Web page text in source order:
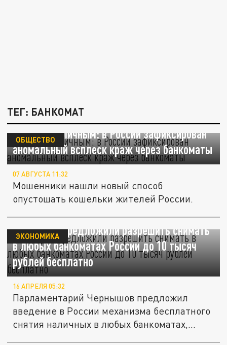
ТЕГ: БАНКОМАТ
Назад к наличным: в России зафиксирован
аномальный всплеск краж через банкоматы
ОБЩЕСТВО
07 АВГУСТА 11:32
Мошенники нашли новый способ
опустошать кошельки жителей России.
В Госдуме предложили разрешить снимать
в любых банкоматах России до 10 тысяч
рублей бесплатно
ЭКОНОМИКА
16 АПРЕЛЯ 05:32
Парламентарий Чернышов предложил
введение в России механизма бесплатного
снятия наличных в любых банкоматах,...